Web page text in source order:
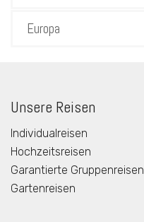
Europa
Unsere Reisen
Individualreisen
Hochzeitsreisen
Garantierte Gruppenreisen
Gartenreisen